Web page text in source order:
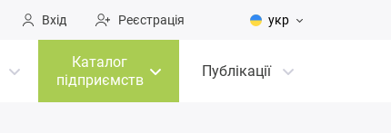
Вхід Реєстрація укр
Каталог
підприємств
Публікації